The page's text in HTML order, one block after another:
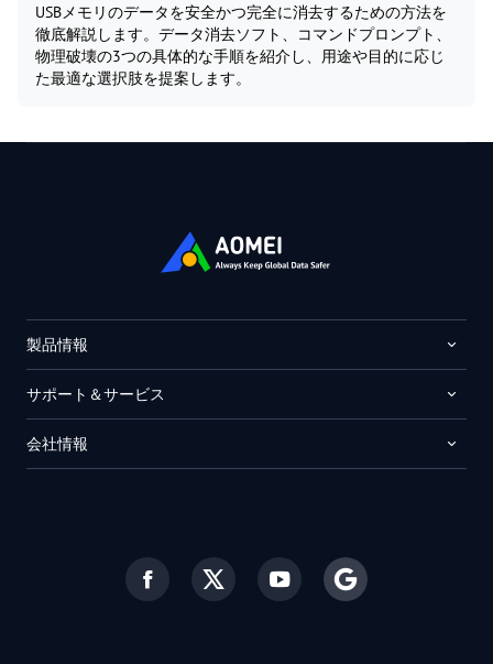
USBメモリのデータを安全かつ完全に消去するための方法を
徹底解説します。データ消去ソフト、コマンドプロンプト、
物理破壊の3つの具体的な手順を紹介し、用途や目的に応じ
た最適な選択肢を提案します。
製品情報
サポート＆サービス
会社情報